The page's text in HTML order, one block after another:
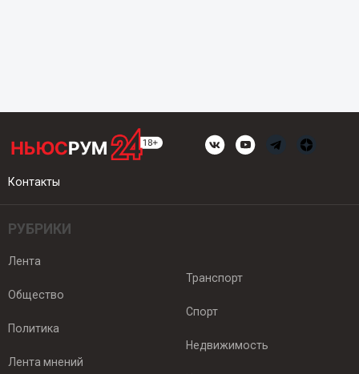
Контакты
РУБРИКИ
Лента
Общество
Политика
Лента мнений
Транспорт
Спорт
Недвижимость